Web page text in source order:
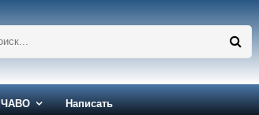
ЧАВО Написать